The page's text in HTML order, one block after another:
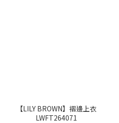
【LILY BROWN】褶邊上衣
LWFT264071